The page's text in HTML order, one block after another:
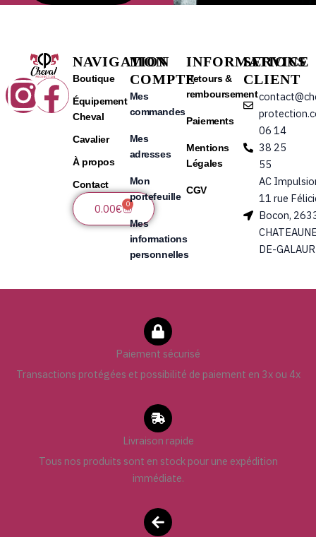
Instagram
Facebook
NAVIGATION
Boutique
Équipement
Cheval
Cavalier
À propos
Contact
0.00€ 0
Panier
MON
COMPTE
Mes
commandes
Mes
adresses
Mon
portefeuille
Mes
informations
personnelles
INFORMATIONS
Retours &
remboursement
Paiements
Mentions
Légales
CGV
SERVICE
CLIENT
06 14
38 25
55
AC
11 rue
Bocon,
DE-
Paiement sécurisé
Transactions protégées et possibilité de paiement en 3x ou 4x
Livraison rapide
Tous nos produits sont en stock pour une expédition
immédiate.